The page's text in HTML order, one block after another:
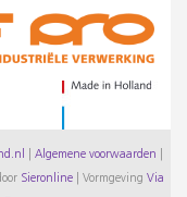
Algemene voorwaarden
Sieronline Vormgeving Via